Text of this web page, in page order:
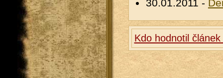
30.01.2011 -
Kdo hodnotil